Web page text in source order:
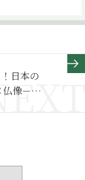
日本の
像－飛